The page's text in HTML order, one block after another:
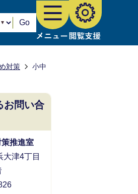
Go
対策
小中
お問い合
推進室
津4丁目